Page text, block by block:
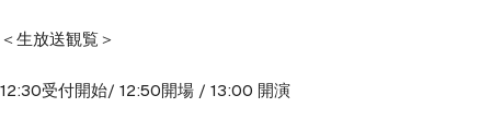
＜生放送観覧＞
12:30受付開始/ 12:50開場 / 13:00 開演